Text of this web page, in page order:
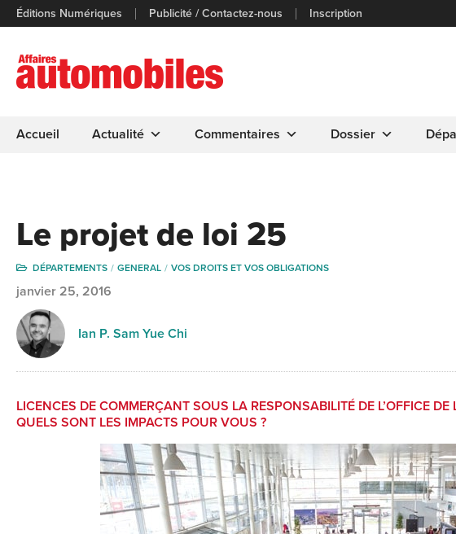
Éditions Numériques Publicité / Contactez-nous Inscription
Accueil Actualité Commentaires Dossier
Le projet de loi 25
DÉPARTEMENTS GENERAL VOS DROITS ET VOS OBLIGATIONS
janvier 25, 2016
Ian P. Sam Yue Chi
LICENCES DE COMMERÇANT SOUS LA RESPONSABILITÉ DE L’OFFICE
QUELS SONT LES IMPACTS POUR VOUS ?